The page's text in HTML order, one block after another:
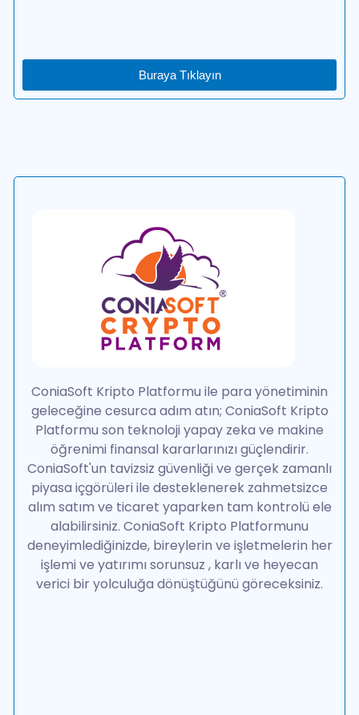
Buraya Tıklayın
ConiaSoft Kripto Platformu ile para yönetiminin
geleceğine cesurca adım atın; ConiaSoft Kripto
Platformu son teknoloji yapay zeka ve makine
öğrenimi finansal kararlarınızı güçlendirir.
ConiaSoft'un tavizsiz güvenliği ve gerçek zamanlı
piyasa içgörüleri ile desteklenerek zahmetsizce
alım satım ve ticaret yaparken tam kontrolü ele
alabilirsiniz. ConiaSoft Kripto Platformunu
deneyimlediğinizde, bireylerin ve işletmelerin her
işlemi ve yatırımı sorunsuz , karlı ve heyecan
verici bir yolculuğa dönüştüğünü göreceksiniz.